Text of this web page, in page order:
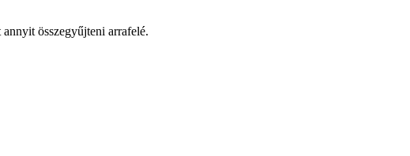
összegyűjteni arrafelé.